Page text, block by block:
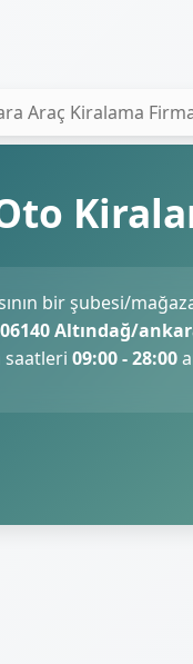
Araç Kiralama
bir şubesi/
Altındağ/
saatleri 09:00 - 28:00